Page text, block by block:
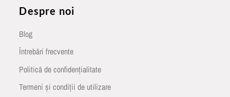
Despre noi
Blog
Întrebări frecvente
Politică de confidențialitate
Termeni și condiții de utilizare